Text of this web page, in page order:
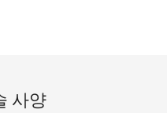
사양